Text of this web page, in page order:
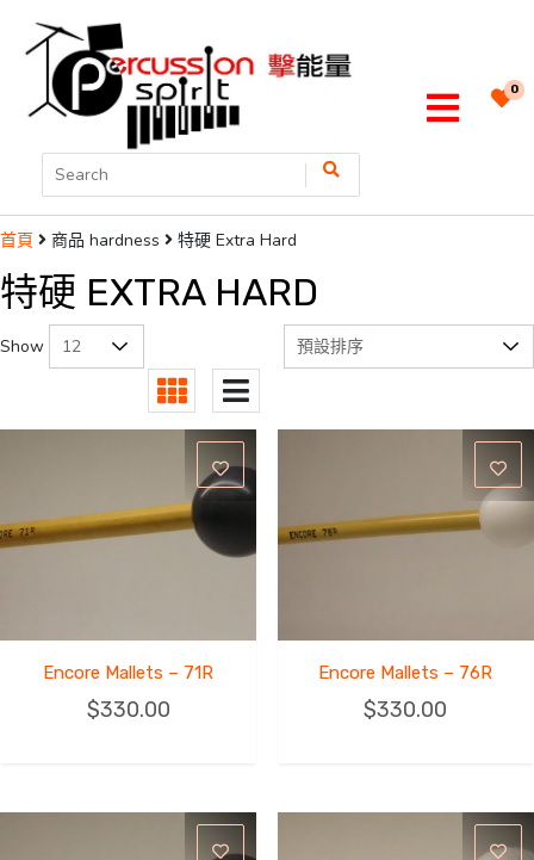
0
首頁 商品 hardness 特硬 Extra Hard
特硬 EXTRA HARD
Show
Encore Mallets – 71R
$330.00
Encore Mallets – 76R
$330.00